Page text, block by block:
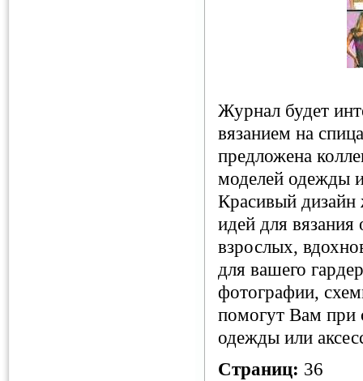
Журнал будет
вязанием на
предложена
моделей одежды
Красивый
идей для вязания
взрослых,
для вашего
фотографии,
помогут Вам при
одежды или
Страниц: 36